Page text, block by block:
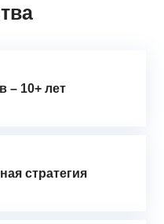
– 10+ лет
стратегия